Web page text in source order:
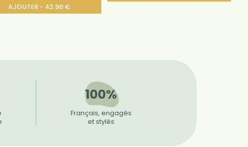
AJOUTER - 42.90 €
100%
Français, engagés
et stylés